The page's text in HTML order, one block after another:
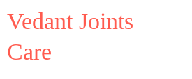
Vedant Joints
Care